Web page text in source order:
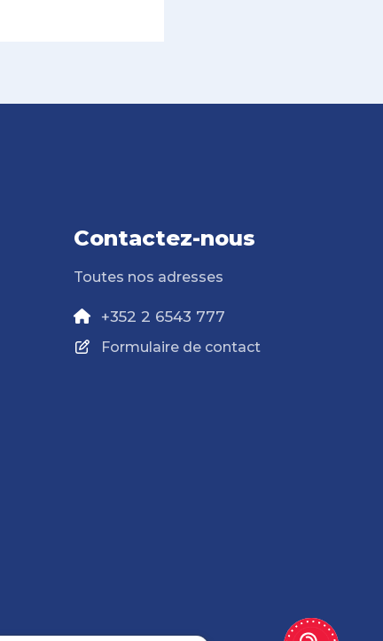
Contactez-nous
Toutes nos adresses
+352 2 6543 777
Formulaire de contact